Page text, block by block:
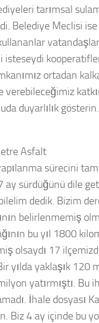
tarımsal
Belediye Meclisi
isteseydi
ortadan
verebileceğimiz
duyarlılık
Asfalt
sürecini
ay sürdüğünü dile
dedik. Bizim
belirlenmemiş
bu yıl 1800
olsaydı 17
yılda yaklaşık
yatırmıştı.
İhale dosyası
Biz 4 ay içinde bu